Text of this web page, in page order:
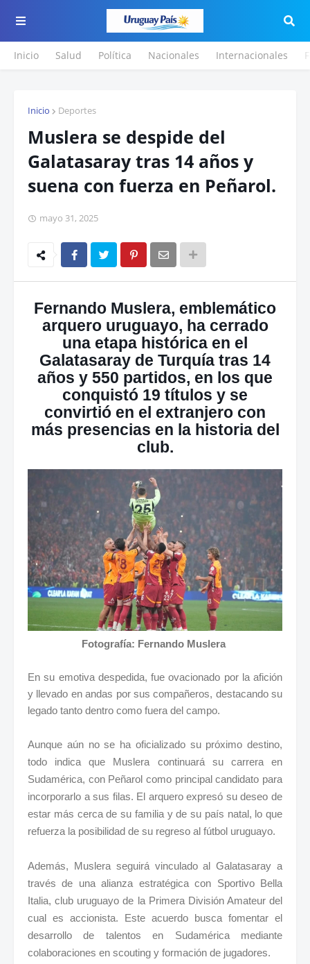
Inicio Salud Política Nacionales Internacionales
Inicio Deportes
Muslera se despide del
Galatasaray tras 14 años y
suena con fuerza en Peñarol.
mayo 31, 2025
Fernando Muslera, emblemático
arquero uruguayo, ha cerrado
una etapa histórica en el
Galatasaray de Turquía tras 14
años y 550 partidos, en los que
conquistó 19 títulos y se
convirtió en el extranjero con
más presencias en la historia del
club.
Fotografía: Fernando Muslera
En su emotiva despedida, fue ovacionado por la afición
y llevado en andas por sus compañeros, destacando su
legado tanto dentro como fuera del campo.
Aunque aún no se ha oficializado su próximo destino,
todo indica que Muslera continuará su carrera en
Sudamérica, con Peñarol como principal candidato para
incorporarlo a sus filas. El arquero expresó su deseo de
estar más cerca de su familia y de su país natal, lo que
refuerza la posibilidad de su regreso al fútbol uruguayo.
Además, Muslera seguirá vinculado al Galatasaray a
través de una alianza estratégica con Sportivo Bella
Italia, club uruguayo de la Primera División Amateur del
cual es accionista. Este acuerdo busca fomentar el
desarrollo de talentos en Sudamérica mediante
colaboraciones en scouting y formación de jugadores.